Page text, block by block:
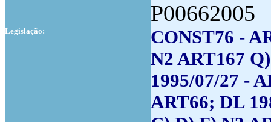
P00662005
Legislação:
CONST76 -
N2 ART167
1995/07/27 -
ART66; DL